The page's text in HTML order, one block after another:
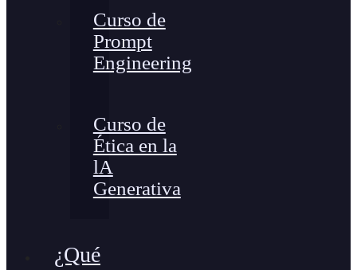
Curso de
Prompt
Engineering
Curso de
Ética en la
lA
Generativa
¿Qué